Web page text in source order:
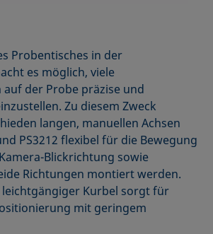
Probentisches in der
es möglich, viele
der Probe präzise und
Zu diesem Zweck
langen, manuellen Achsen
PS3212 flexibel für die Bewegung
Blickrichtung sowie
Richtungen montiert werden.
Kurbel sorgt für
mit geringem